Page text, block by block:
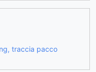
traccia pacco